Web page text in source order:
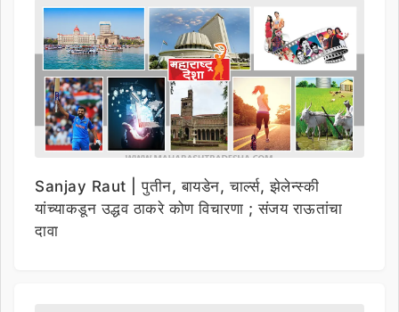
Sanjay Raut | पुतीन, बायडेन, चार्ल्स, झेलेन्स्की
यांच्याकडून उद्धव ठाकरे कोण विचारणा ; संजय राऊतांचा
दावा